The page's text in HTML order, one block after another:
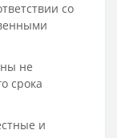
со
не
срока
и